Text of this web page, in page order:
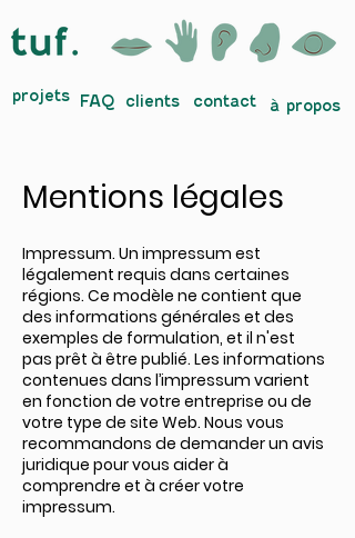
projets
à propos
contact
clients
FAQ
Mentions légales
Impressum. Un impressum est
légalement requis dans certaines
régions. Ce modèle ne contient que
des informations générales et des
exemples de formulation, et il n'est
pas prêt à être publié. Les informations
contenues dans l’impressum varient
en fonction de votre entreprise ou de
votre type de site Web. Nous vous
recommandons de demander un avis
juridique pour vous aider à
comprendre et à créer votre
impressum.